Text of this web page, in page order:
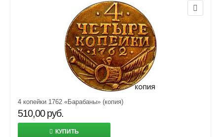
4 копейки 1762 «Барабаны» (копия)
510,00 руб.
КУПИТЬ